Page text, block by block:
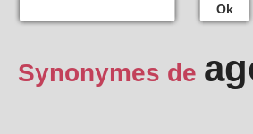
Ok
Synonymes de